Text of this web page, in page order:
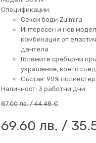
Спецификации:
Секси боди Zulmira
Интересен и нов
комбинация от
дантела.
Големите сребърни
украшение, което
Състав: 90% полиестер
Наличност: 3 работни дни
87.00 лв. / 44.48 €
69.60 лв. /